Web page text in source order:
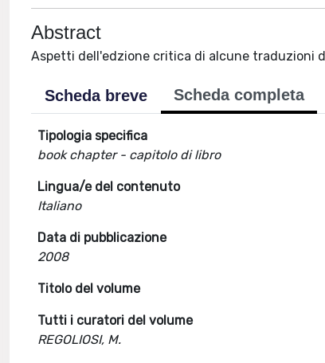
Abstract
Aspetti dell'edzione critica di alcune traduzioni
Scheda breve Scheda completa
Tipologia specifica
book chapter - capitolo di libro
Lingua/e del contenuto
Italiano
Data di pubblicazione
2008
Titolo del volume
Tutti i curatori del volume
REGOLIOSI, M.